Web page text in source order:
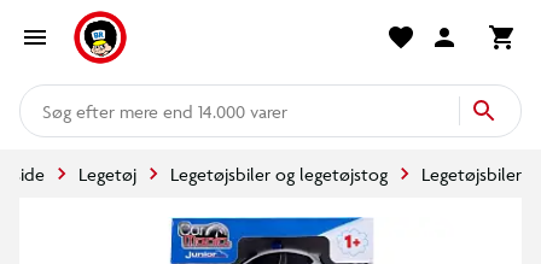
mere end 14.000 varer
Legetøj Legetøjsbiler og legetøjstog Legetøjsbiler